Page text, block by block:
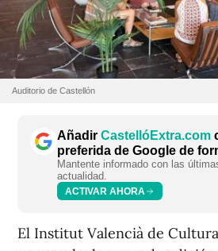
Auditorio de Castellón
Añadir CastellóExtra.com
preferida de Google de
Mantente informado con las
actualidad.
ACTIVAR AHORA
El Institut Valencià de